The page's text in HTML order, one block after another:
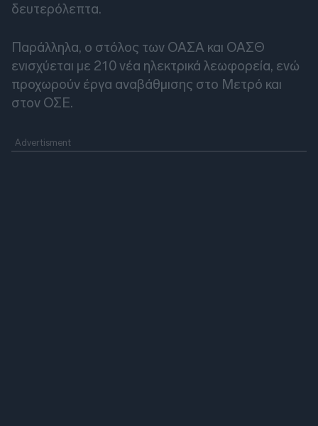
δευτερόλεπτα.
Παράλληλα, ο στόλος των ΟΑΣΑ και ΟΑΣΘ
ενισχύεται με 210 νέα ηλεκτρικά λεωφορεία, ενώ
προχωρούν έργα αναβάθμισης στο Μετρό και
στον ΟΣΕ.